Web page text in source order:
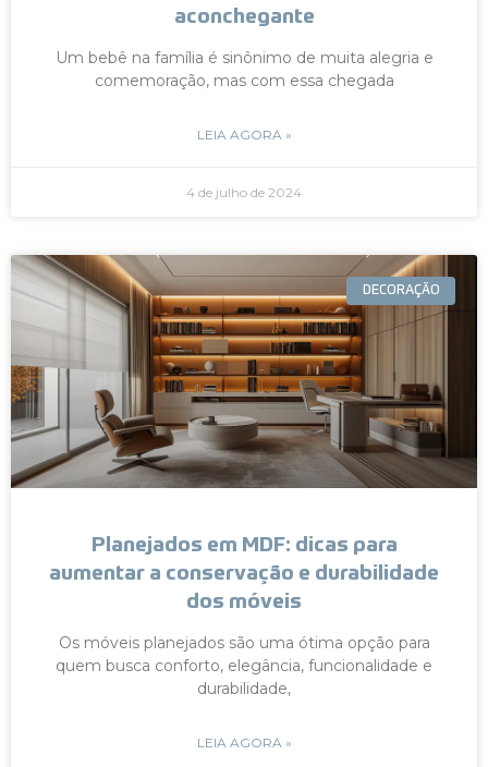
aconchegante
Um bebê na família é sinônimo de muita alegria e
comemoração, mas com essa chegada
LEIA AGORA »
4 de julho de 2024
DECORAÇÃO
Planejados em MDF: dicas para
aumentar a conservação e durabilidade
dos móveis
Os móveis planejados são uma ótima opção para
quem busca conforto, elegância, funcionalidade e
durabilidade,
LEIA AGORA »